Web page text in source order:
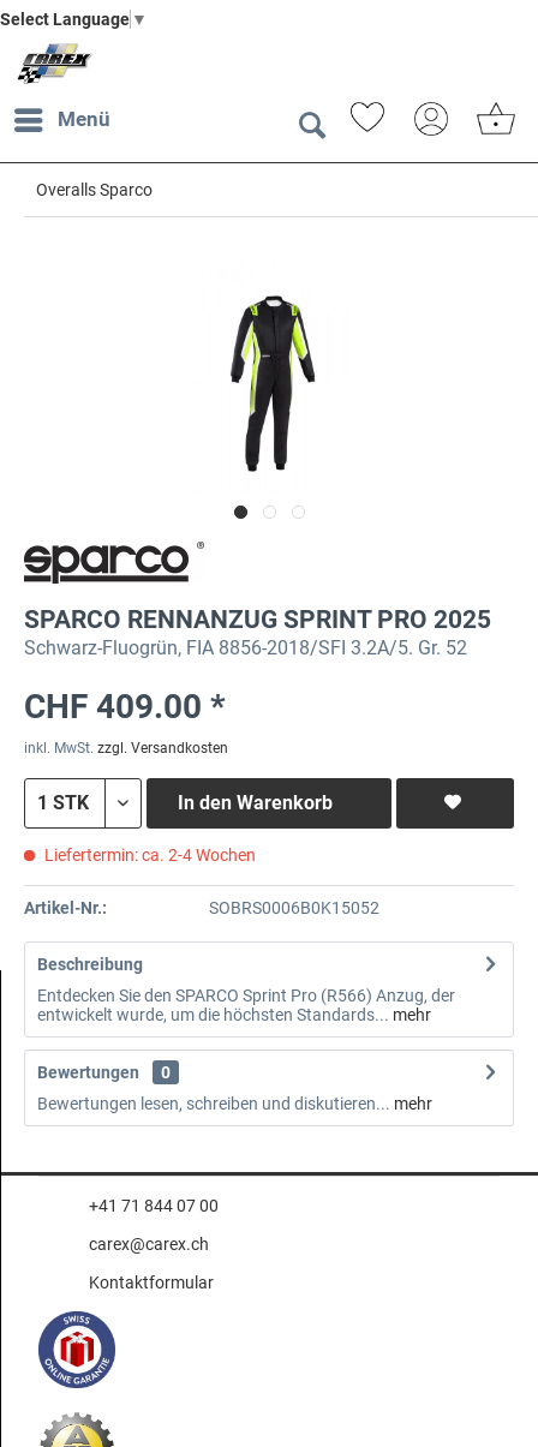
Select Language ▼
Menü
Overalls Sparco
SPARCO RENNANZUG SPRINT PRO 2025
Schwarz-Fluogrün, FIA 8856-2018/SFI 3.2A/5. Gr. 52
CHF 409.00 *
inkl. MwSt. zzgl. Versandkosten
In den Warenkorb
Liefertermin: ca. 2-4 Wochen
Artikel-Nr.: SOBRS0006B0K15052
Beschreibung
Entdecken Sie den SPARCO Sprint Pro (R566) Anzug, der
entwickelt wurde, um die höchsten Standards... mehr
Bewertungen
0
Bewertungen lesen, schreiben und diskutieren... mehr
+41 71 844 07 00
carex@carex.ch
Kontaktformular